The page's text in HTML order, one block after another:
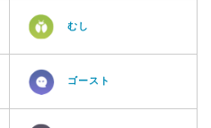
むし
ゴースト